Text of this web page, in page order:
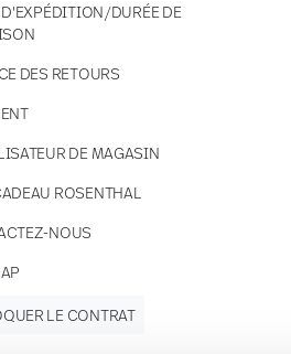
DURÉE DE
DES RETOURS
DE MAGASIN
ROSENTHAL
NOUS
LE CONTRAT